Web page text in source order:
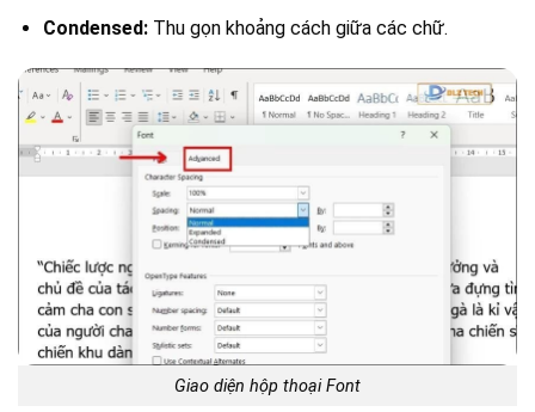
Condensed:Thu gọn khoảng cách giữa các chữ.
Giao diện hộp thoại Font